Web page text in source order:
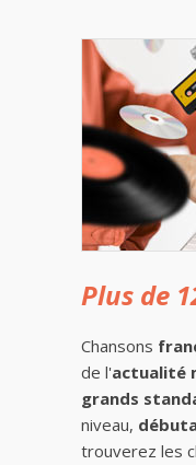
Plus de
Chansons
de l'actualité
grands
niveau,
trouverez les